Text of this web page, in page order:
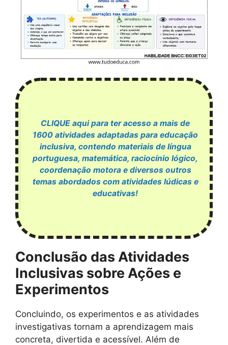
CLIQUE aqui para ter acesso a mais de
1600 atividades adaptadas para educação
inclusiva, contendo materiais de língua
portuguesa, matemática, raciocínio lógico,
coordenação motora e diversos outros
temas abordados com atividades lúdicas e
educativas!
Conclusão das Atividades
Inclusivas sobre Ações e
Experimentos
Concluindo, os experimentos e as atividades
investigativas tornam a aprendizagem mais
concreta, divertida e acessível. Além de